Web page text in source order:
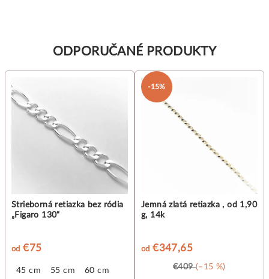
ODPORUČANÉ PRODUKTY
Strieborná retiazka bez ródia
„Figaro 130“
od €75
45 cm 55 cm 60 cm
-15%
Jemná zlatá retiazka , od 1,90
g, 14k
od €347,65
€409 (–15 %)